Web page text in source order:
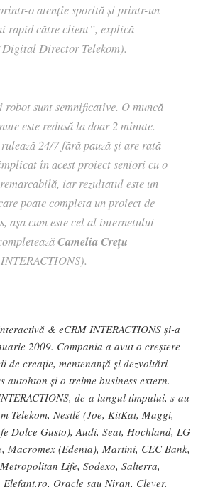
o atenţie sporită şi printr-un
rapid către client”, explică
Director Telekom).
robot sunt semnificative. O muncă
este redusă la doar 2 minute.
24/7 fără pauză şi are rată
în acest proiect seniori cu o
iar rezultatul este un
poate completa un proiect de
aşa cum este cel al internetului
Camelia Creţu
& eCRM INTERACTIONS și-a
2009. Compania a avut o creștere
de creație, mentenanță și dezvoltări
autohton și o treime business extern.
de-a lungul timpului, s-au
Telekom, Nestlé (Joe, KitKat, Maggi,
Dolce Gusto), Audi, Seat, Hochland, LG
Macromex (Edenia), Martini, CEC Bank,
Life, Sodexo, Salterra,
Oracle sau Niran, Clever.